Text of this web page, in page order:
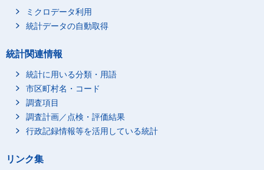
ミクロデータ利用
統計データの自動取得
統計関連情報
統計に用いる分類・用語
市区町村名・コード
調査項目
調査計画／点検・評価結果
行政記録情報等を活用している統計
リンク集